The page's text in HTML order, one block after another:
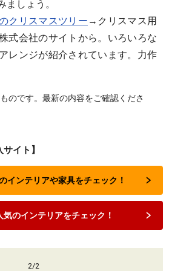
ましょう。
クリスマスツリー →クリスマス用
式会社のサイトから。いろいろな
レンジが紹介されています。力作
のです。最新の内容をご確認くださ
イト】
インテリアや家具をチェック！
気のインテリアをチェック！
2/2